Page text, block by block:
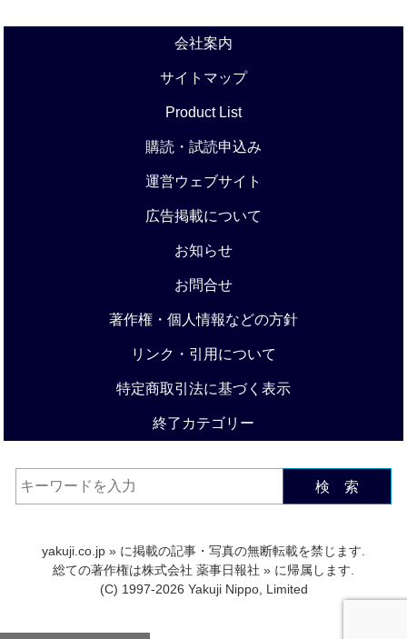
会社案内
サイトマップ
Product List
購読・試読申込み
運営ウェブサイト
広告掲載について
お知らせ
お問合せ
著作権・個人情報などの方針
リンク・引用について
特定商取引法に基づく表示
終了カテゴリー
検 索
yakuji.co.jp » に掲載の記事・写真の無断転載を禁じます.
総ての著作権は株式会社 薬事日報社 » に帰属します.
(C) 1997-2026 Yakuji Nippo, Limited